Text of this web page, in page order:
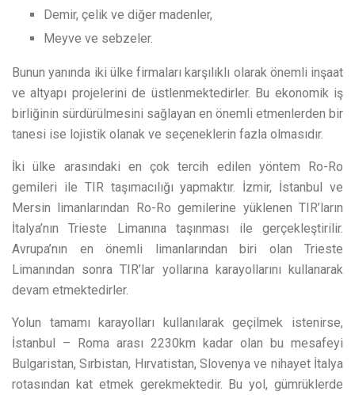
Demir, çelik ve diğer madenler,
Meyve ve sebzeler.
Bunun yanında iki ülke firmaları karşılıklı olarak önemli inşaat
ve altyapı projelerini de üstlenmektedirler. Bu ekonomik iş
birliğinin sürdürülmesini sağlayan en önemli etmenlerden bir
tanesi ise lojistik olanak ve seçeneklerin fazla olmasıdır.
İki ülke arasındaki en çok tercih edilen yöntem Ro-Ro
gemileri ile TIR taşımacılığı yapmaktır. İzmir, İstanbul ve
Mersin limanlarından Ro-Ro gemilerine yüklenen TIR’ların
İtalya’nın Trieste Limanına taşınması ile gerçekleştirilir.
Avrupa’nın en önemli limanlarından biri olan Trieste
Limanından sonra TIR’lar yollarına karayollarını kullanarak
devam etmektedirler.
Yolun tamamı karayolları kullanılarak geçilmek istenirse,
İstanbul – Roma arası 2230km kadar olan bu mesafeyi
Bulgaristan, Sırbistan, Hırvatistan, Slovenya ve nihayet İtalya
rotasından kat etmek gerekmektedir. Bu yol, gümrüklerde